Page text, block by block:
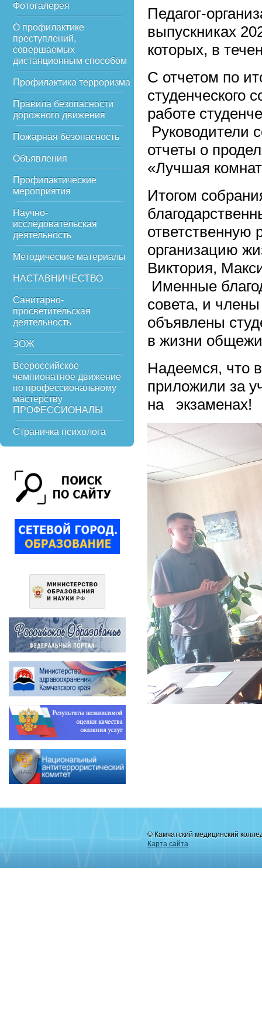
Фотогалерея
О профилактике
преступлений,
совершаемых
дистанционным способом
Профилактика терроризма
Правила безопасности
дорожного движения
Пожарная безопасность
Объявления
Профилактические
мероприятия
Научно-
исследовательская
деятельность
Методические материалы
НАСТАВНИЧЕСТВО
Санитарно-
просветительская
деятельность
ЗОЖ
Всероссийское
чемпионатное движение
по профессиональному
мастерству
ПРОФЕССИОНАЛЫ
Страничка психолога
Педагог-
выпускниках
которых, в
С отчетом по
студенческого
работе
Руководители
отчеты о
«Лучшая
Итогом
ответственную
организацию
Виктория,
Именные
совета, и
объявлены
в жизни
Надеемся, что
приложили за
на экзаменах!
© Камчатский медицинский
Карта сайта